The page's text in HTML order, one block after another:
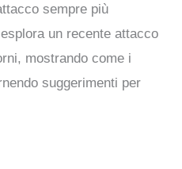
sempre più
un recente attacco
mostrando come i
suggerimenti per